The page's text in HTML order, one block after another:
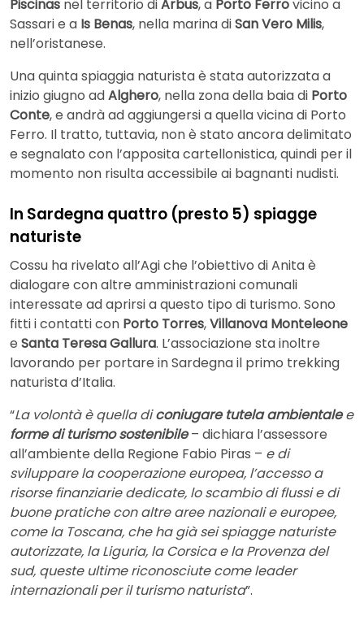
Piscinas nel territorio diArbus, a Porto Ferrovicino a
Sassari e a Is Benas, nella marina diSan Vero Milis,
nell’oristanese.
Una quinta spiaggia naturista è stata autorizzata a
inizio giugno adAlghero, nella zona della baia di Porto
Conte, e andrà ad aggiungersi a quella vicina di Porto
Ferro. Il tratto, tuttavia, non è stato ancora delimitato
e segnalato con l’apposita cartellonistica, quindi per il
momento non risulta accessibile ai bagnanti nudisti.
In Sardegna quattro (presto 5) spiagge
naturiste
Cossu ha rivelato all’Agi che l’obiettivo di Anita è
dialogare con altre amministrazioni comunali
interessate ad aprirsi a questo tipo di turismo. Sono
fitti i contatti con Porto Torres,Villanova Monteleone
e Santa Teresa Gallura. L’associazione sta inoltre
lavorando per portare in Sardegna il primo trekking
naturista d’Italia.
“La volontà è quella diconiugare tutela ambientalee
forme di turismo sostenibile– dichiara l’assessore
all’ambiente della Regione Fabio Piras – e di
sviluppare la cooperazione europea, l’accesso a
risorse finanziarie dedicate, lo scambio di flussi e di
buone pratiche con altre aree nazionali e europee,
come la Toscana, che ha già sei spiagge naturiste
autorizzate, la Liguria, la Corsica e la Provenza del
sud, queste ultime riconosciute come leader
internazionali per il turismo naturista”.